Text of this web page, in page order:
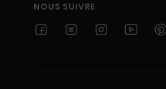
NOUS SUIVRE